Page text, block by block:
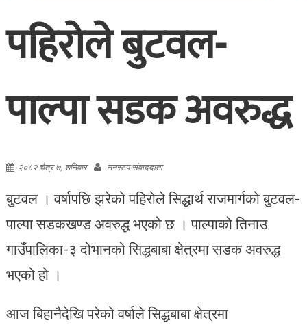
पहिरोले बुटवल-
पाल्पा सडक अवरुद्ध
२०८२ चैत्र ७, शनिवार ननस्टप संवाददाता
बुटवल । वर्षापछि झरेको पहिरोले सिद्धार्थ राजमार्गको बुटवल-
पाल्पा सडकखण्ड अवरुद्ध भएको छ । पाल्पाको तिनाउ
गाउँपालिका-३ दोभानको सिद्धबाबा क्षेत्रमा सडक अवरुद्ध
भएको हो ।
आज बिहानैदेखि परेको वर्षाले सिद्धबाबा क्षेत्रमा